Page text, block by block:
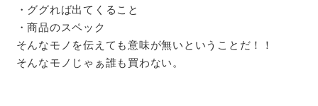
・ググれば出てくること
・商品のスペック
そんなモノを伝えても意味が無いということだ！！
そんなモノじゃぁ誰も買わない。